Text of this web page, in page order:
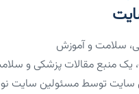
سلامت و آموزش
یک منبع مقالات پزشکی و
سایت توسط مسئولین سایت